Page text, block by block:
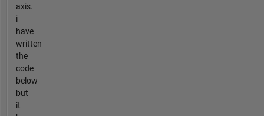
axis.
i
have
written
the
code
below
but
it